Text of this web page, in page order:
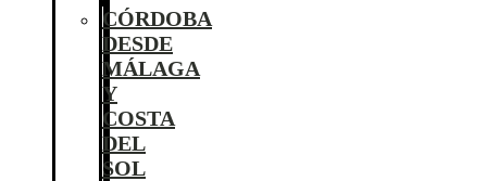
CÓRDOBA
DESDE
MÁLAGA
Y
COSTA
DEL
SOL